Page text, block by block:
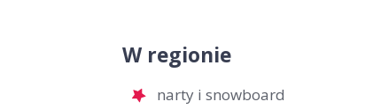
W regionie
narty i snowboard